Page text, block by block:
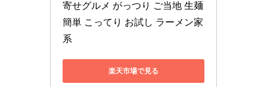
寄せグルメ がっつり ご当地 生麺
簡単 こってり お試し ラーメン家
系
楽天市場で見る